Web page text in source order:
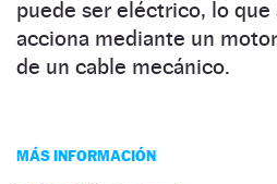
puede ser eléctrico, lo que
acciona mediante un
de un cable mecánico.
MÁS INFORMACIÓN